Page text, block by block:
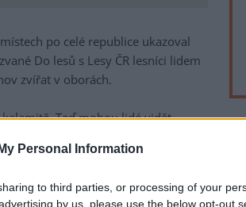
Personal Information
to third parties, or processing of your
by us, please use the below opt-out
po celé republice ukazoval
Do lesů s Lesy ČR lesníci lidem
zvířat v oborách.
Teď mohou lidé vidět
uvedl generální ředitel podniku
sami jinak zřejmě neobjevili.
Hradce Králové, Dvora Králové